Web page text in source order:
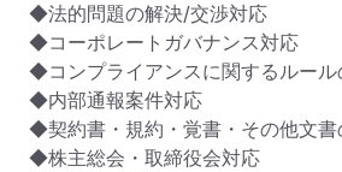
◆法的問題の解決/交渉対応
◆コーポレートガバナンス対応
◆コンプライアンスに関するルール
◆内部通報案件対応
◆契約書・規約・覚書・その他文
◆株主総会・取締役会対応